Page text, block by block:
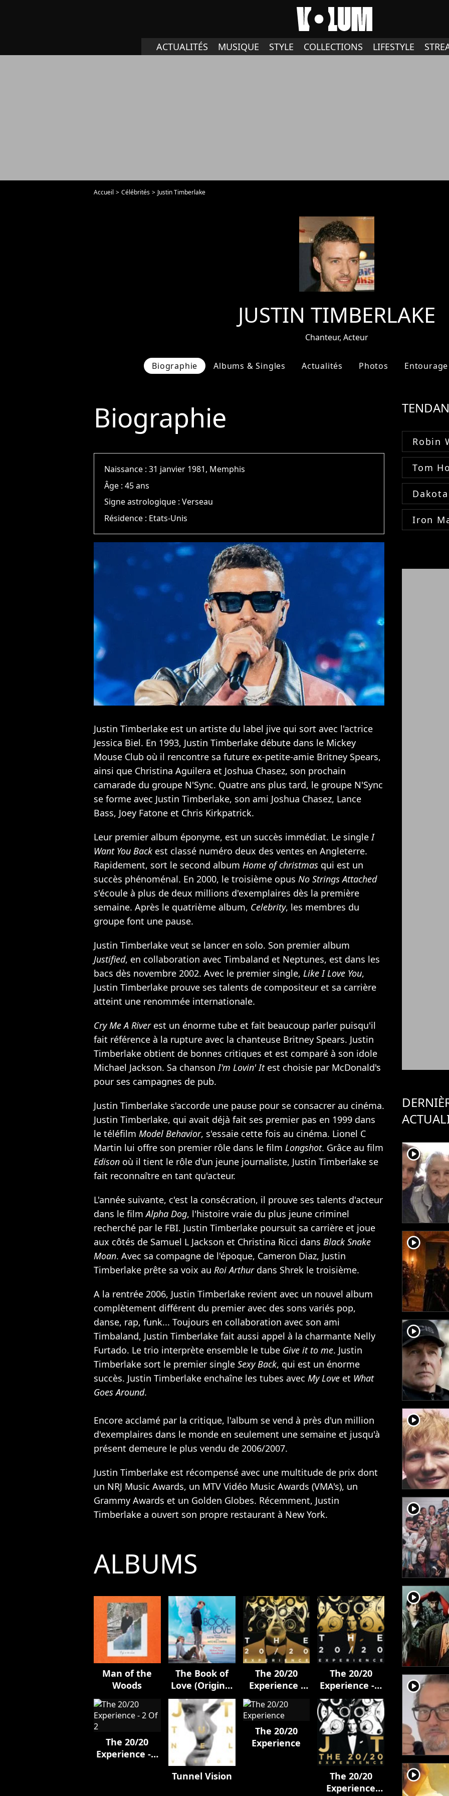
ACTUALITÉS MUSIQUE STYLE COLLECTIONS LIFESTYLE
Accueil Célébrités Justin Timberlake
JUSTIN TIMBERLAKE
Chanteur, Acteur
Biographie Albums & Singles Actualités Photos Entourage
Biographie
Naissance :31 janvier 1981, Memphis
Âge :45 ans
Signe astrologique :Verseau
Résidence : Etats-Unis
Justin Timberlake est un artiste du label jive qui sort avec l'actrice
Jessica Biel. En 1993, Justin Timberlake débute dans le Mickey
Mouse Club où il rencontre sa future ex-petite-amie Britney Spears,
ainsi que Christina Aguilera et Joshua Chasez, son prochain
camarade du groupe N'Sync. Quatre ans plus tard, le groupe N'Sync
se forme avec Justin Timberlake, son ami Joshua Chasez, Lance
Bass, Joey Fatone et Chris Kirkpatrick.
Leur premier album éponyme, est un succès immédiat. Le singleI
Want You Backest classé numéro deux des ventes en Angleterre.
Rapidement, sort le second album Home of christmas qui est un
succès phénoménal. En 2000, le troisième opus No Strings Attached
s'écoule à plus de deux millions d'exemplaires dès la première
semaine. Après le quatrième album, Celebrity, les membres du
groupe font une pause.
Justin Timberlake veut se lancer en solo. Son premier album
Justified, en collaboration avec Timbaland et Neptunes, est dans les
bacs dès novembre 2002. Avec le premier single, Like I Love You,
Justin Timberlake prouve ses talents de compositeur et sa carrière
atteint une renommée internationale.
Cry Me A Riverest un énorme tube et fait beaucoup parler puisqu'il
fait référence à la rupture avec la chanteuse Britney Spears. Justin
Timberlake obtient de bonnes critiques et est comparé à son idole
Michael Jackson. Sa chansonI'm Lovin' Itest choisie par McDonald's
pour ses campagnes de pub.
Justin Timberlake s'accorde une pause pour se consacrer au cinéma.
Justin Timberlake, qui avait déjà fait ses premier pas en 1999 dans
le téléfilm Model Behavior, s'essaie cette fois au cinéma. Lionel C
Martin lui offre son premier rôle dans le film Longshot. Grâce au film
Edison où il tient le rôle d'un jeune journaliste, Justin Timberlake se
fait reconnaître en tant qu'acteur.
L'année suivante, c'est la consécration, il prouve ses talents d'acteur
dans le filmAlpha Dog, l'histoire vraie du plus jeune criminel
recherché par le FBI. Justin Timberlake poursuit sa carrière et joue
aux côtés de Samuel L Jackson et Christina Ricci dans Black Snake
Moan. Avec sa compagne de l'époque, Cameron Diaz, Justin
Timberlake prête sa voix au Roi Arthurdans Shrek le troisième.
A la rentrée 2006, Justin Timberlake revient avec un nouvel album
complètement différent du premier avec des sons variés pop,
danse, rap, funk... Toujours en collaboration avec son ami
Timbaland, Justin Timberlake fait aussi appel à la charmante Nelly
Furtado. Le trio interprète ensemble le tube Give it to me. Justin
Timberlake sort le premier single Sexy Back, qui est un énorme
succès. Justin Timberlake enchaîne les tubes avec My Love et What
Goes Around.
Encore acclamé par la critique, l'album se vend à près d'un million
d'exemplaires dans le monde en seulement une semaine et jusqu'à
présent demeure le plus vendu de 2006/2007.
Justin Timberlake est récompensé avec une multitude de prix dont
un NRJ Music Awards, un MTV Vidéo Music Awards (VMA's), un
Grammy Awards et un Golden Globes. Récemment, Justin
Timberlake a ouvert son propre restaurant à New York.
ALBUMS
Man of the
Woods
The Book of
Love (Original
Motion Picture
Soundtrack)
The 20/20
Experience -
The Complete
Experience
The 20/20
Experience - 2
Of 2 (deluxe)
The 20/20
Experience - 2
Tunnel Vision
The 20/20
Experience
The 20/20
Experience
Robin
Tom
Iron
player2
player2
player2
player2
player2
player2
player2
player2